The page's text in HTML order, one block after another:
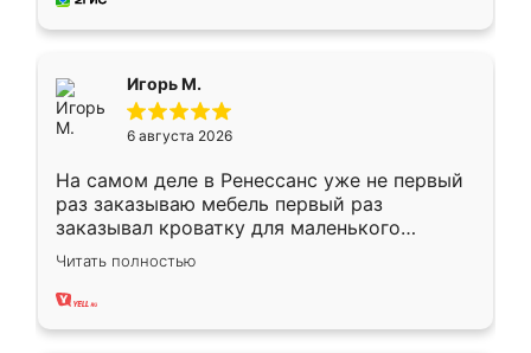
Игорь М.
6 августа 2026
На самом деле в Ренессанс уже не первый
раз заказываю мебель первый раз
заказывал кроватку для маленького
ребёнка при его рождении ,во второй раз
заказал шкаф-купе. По качеству очень
хорошее сборка достаточно быстрая,
Читать полностью